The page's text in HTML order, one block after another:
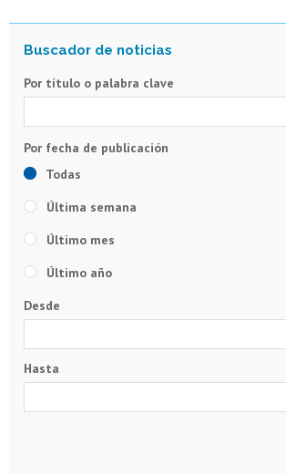
Por título o palabra clave
Todas
Última semana
Último mes
Último año
Desde
Hasta